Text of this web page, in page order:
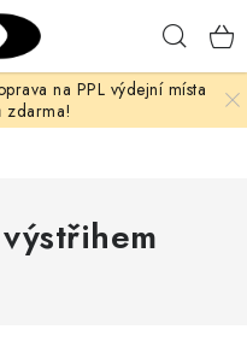
na PPL výdejní místa
zdarma!